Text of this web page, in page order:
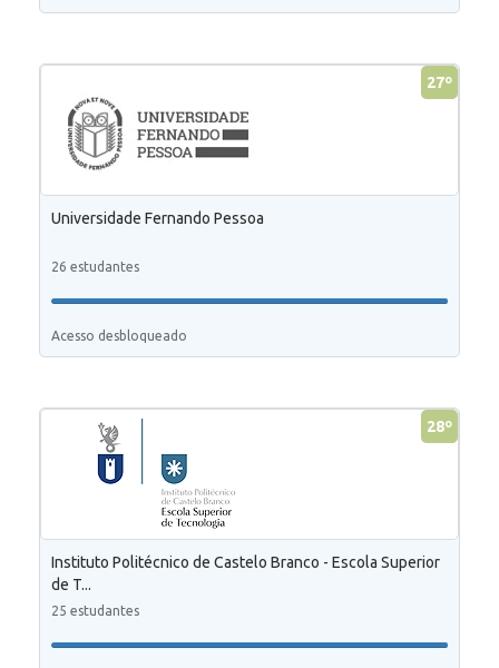
27º
Universidade Fernando Pessoa
26 estudantes
Acesso desbloqueado
28º
Instituto Politécnico de Castelo Branco - Escola Superior
de T...
25 estudantes